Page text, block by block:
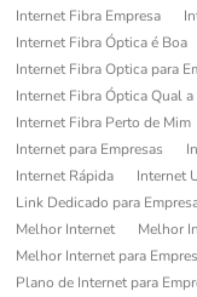
Internet Fibra Empresa
Internet Fibra Óptica é Boa
Internet Fibra Optica para
Internet Fibra Óptica Qual
Internet Fibra Perto de Mim
Internet para Empresas
Internet Rápida
Internet
Link Dedicado para
Melhor Internet
Melhor
Melhor Internet para
Plano de Internet para